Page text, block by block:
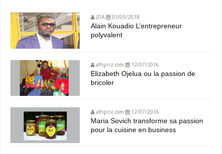
JDA 03/05/2018
Alain Kouadio L’entrepreneur
polyvalent
afripriz.com 12/07/2016
Elizabeth Ojelua ou la passion de
bricoler
afripriz.com 12/07/2016
Maria Sovich transforme sa passion
pour la cuisine en business